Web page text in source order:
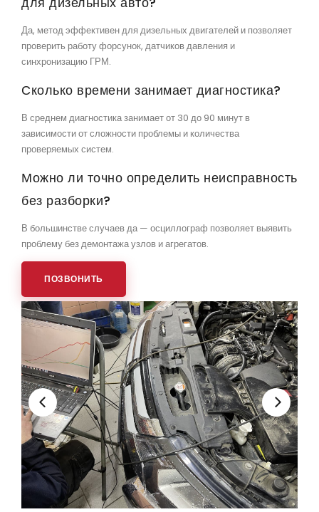
Да, метод эффективен для дизельных двигателей и позволяет
проверить работу форсунок, датчиков давления и
синхронизацию ГРМ.
Сколько времени занимает диагностика?
В среднем диагностика занимает от 30 до 90 минут в
зависимости от сложности проблемы и количества
проверяемых систем.
Можно ли точно определить неисправность
без разборки?
В большинстве случаев да — осциллограф позволяет выявить
проблему без демонтажа узлов и агрегатов.
ПОЗВОНИТЬ